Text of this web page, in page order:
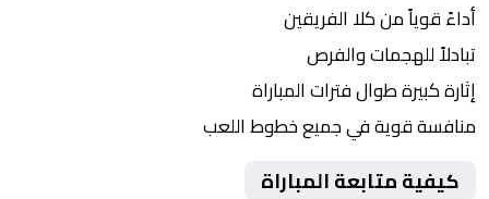
أداءً قوياً من كلا الفريقين
تبادلاً للهجمات والفرص
إثارة كبيرة طوال فترات المباراة
منافسة قوية في جميع خطوط اللعب
كيفية متابعة المباراة